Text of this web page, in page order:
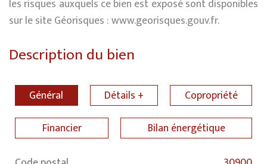
les risques auxquels ce bien est exposé sont disponibles
sur le site Géorisques : www.georisques.gouv.fr.
Description du bien
Général Détails +
Copropriété
Financier
Bilan énergétique